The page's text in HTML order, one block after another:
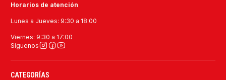
Horarios de atención
Lunes a Jueves: 9:30 a 18:00
Viernes: 9:30 a 17:00
Síguenos
CATEGORÍAS